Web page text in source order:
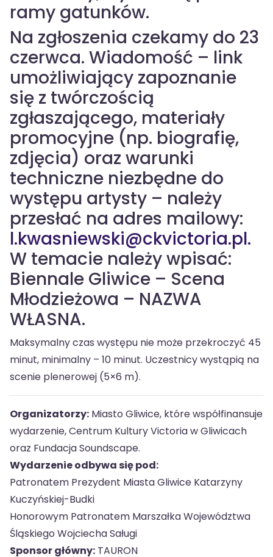
ramy gatunków.
Na zgłoszenia czekamy do 23
czerwca. Wiadomość – link
umożliwiający zapoznanie
się z twórczością
zgłaszającego, materiały
promocyjne (np. biografię,
zdjęcia) oraz warunki
techniczne niezbędne do
występu artysty – należy
przesłać na adres mailowy:
l.kwasniewski@ckvictoria.pl.
W temacie należy wpisać:
Biennale Gliwice – Scena
Młodzieżowa – NAZWA
WŁASNA.
Maksymalny czas występu nie może przekroczyć 45
minut, minimalny – 10 minut. Uczestnicy wystąpią na
scenie plenerowej (5×6 m).
Organizatorzy: Miasto Gliwice, które współfinansuje
wydarzenie, Centrum Kultury Victoria w Gliwicach
oraz Fundacja Soundscape.
Wydarzenie odbywa się pod:
Patronatem Prezydent Miasta Gliwice Katarzyny
Kuczyńskiej-Budki
Honorowym Patronatem Marszałka Województwa
Śląskiego Wojciecha Saługi
Sponsor główny: TAURON